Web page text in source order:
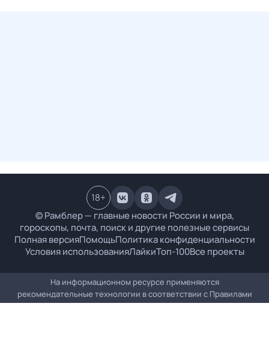
© Рамблер — главные новости России и мира,
гороскопы, почта, поиск и другие полезные сервисы
Полная версияПомощьПолитика конфиденциальности
Условия использованияЛайкиТоп-100Все проекты
18+
На информационном ресурсе применяются
рекомендательные технологии в соответствии с Правилами